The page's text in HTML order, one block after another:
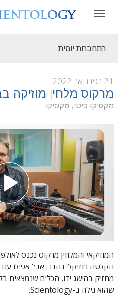
התחברות יומית
21 בפברואר 2022
מרקוס מלחין מוזיקה
מקסיקו סיטי, מקסיקו
המוזיקאי והמלחין מרקוס נכנס
הקלטה מוזיקלי נהדר. אבל אפילו
מחזיק בהישג ידו, הכלים שנמצאים
שהוא גילה ב-Scientology.